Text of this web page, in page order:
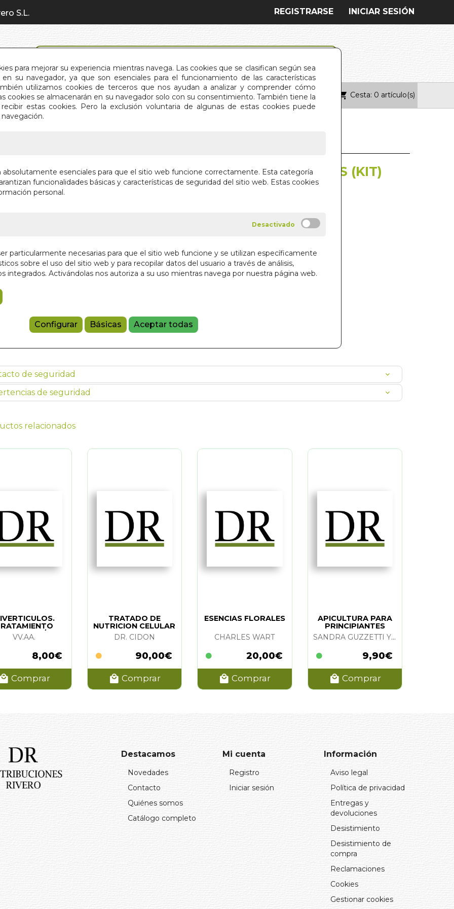
para mejorar su experiencia mientras navega. Las cookies que se clasifican según sea
su navegador, ya que son esenciales para el funcionamiento de las características
utilizamos cookies de terceros que nos ayudan a analizar y comprender cómo
cookies se almacenarán en su navegador solo con su consentimiento. También tiene la
estas cookies. Pero la exclusión voluntaria de algunas de estas cookies puede
absolutamente esenciales para que el sitio web funcione correctamente. Esta categoría
funcionalidades básicas y características de seguridad del sitio web. Estas cookies
personal.
particularmente necesarias para que el sitio web funcione y se utilizan específicamente
sobre el uso del sitio web y para recopilar datos del usuario a través de análisis,
integrados. Activándolas nos autoriza a su uso mientras navega por nuestra página web.
Configurar Básicas Aceptar todas
S.L. INICIAR SESIÓN
REGISTRARSE
INICIO QUIÉNES SOMOS CONTACTO Cesta: 0 artículo(s)
clic en la imagen para ampliarla
SANACION CON SIMBOLOS (KIT)
P. NEUMAYER Y R. STARK
Añadir a la cesta
de seguridad
de seguridad
relacionados
(N/E)
VV.AA.
8,00€
Comprar
TRATADO DE
NUTRICION CELULAR
DR. CIDON
90,00€
Comprar
ESENCIAS FLORALES
CHARLES WART
20,00€
Comprar
APICULTURA PARA
PRINCIPIANTES
SANDRA GUZZETTI Y ALFREDO SANTI
9,90€
Comprar
Destacamos
Novedades
Contacto
Quiénes somos
Catálogo completo
Mi cuenta
Registro
Iniciar sesión
Información
Aviso legal
Política de privacidad
Entregas y
devoluciones
Desistimiento
Desistimiento de
compra
Reclamaciones
Cookies
Gestionar cookies